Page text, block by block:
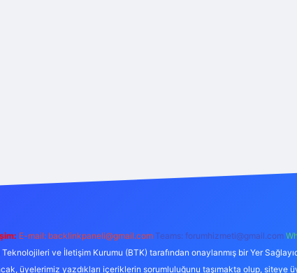
E-mail: backlinkpaneli@gmail.com Teams: forumhizmeti@gmail.com
ve İletişim Kurumu (BTK) tarafından onaylanmış bir Yer
üyelerimiz yazdıkları içeriklerin sorumluluğunu taşımakta olup, siteye